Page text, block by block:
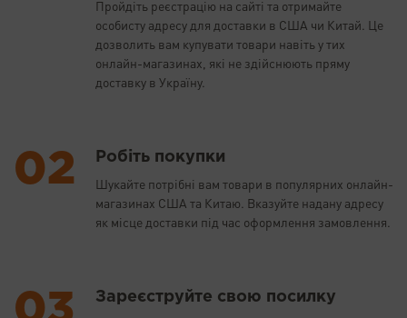
Пройдіть реєстрацію на сайті та отримайте
особисту адресу для доставки в США чи Китай. Це
дозволить вам купувати товари навіть у тих
онлайн-магазинах, які не здійснюють пряму
доставку в Україну.
Робіть покупки
Шукайте потрібні вам товари в популярних онлайн-
магазинах США та Китаю. Вказуйте надану адресу
як місце доставки під час оформлення замовлення.
Зареєструйте свою посилку